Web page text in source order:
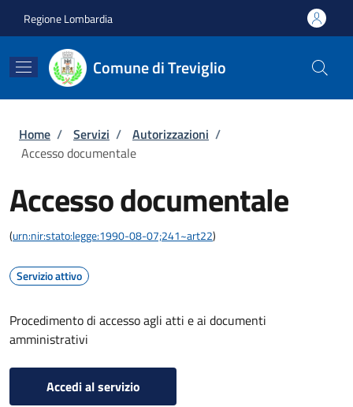
Regione Lombardia
Comune di Treviglio
Briciole di pane
Home / Servizi / Autorizzazioni /
Accesso documentale
Accesso documentale
(urn:nir:stato:legge:1990-08-07;241~art22)
Servizio attivo
Procedimento di accesso agli atti e ai documenti
amministrativi
Accedi al servizio